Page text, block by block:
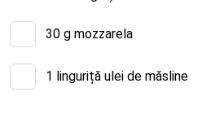
30 g mozzarela
1 linguriță ulei de măsline